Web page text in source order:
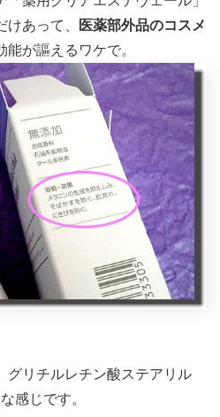
あって、
医薬部外品のコスメ
が謳えるワケで。
グリチルレチン酸ステアリル
感じです。